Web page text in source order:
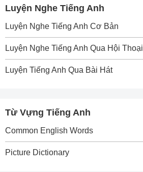
Luyện Nghe Tiếng Anh
Luyện Nghe Tiếng Anh Cơ Bản
Luyện Nghe Tiếng Anh Qua Hội Thoại
Luyện Tiếng Anh Qua Bài Hát
Từ Vựng Tiếng Anh
Common English Words
Picture Dictionary